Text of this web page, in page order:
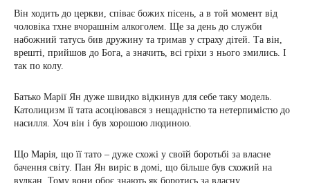
Він ходить до церкви, співає божих пісень, а в той момент від
чоловіка тхне вчорашнім алкоголем. Ще за день до служби
набожний татусь бив дружину та тримав у страху дітей. Та він,
врешті, прийшов до Бога, а значить, всі гріхи з нього змились. І
так по колу.
Батько Марії Ян дуже швидко відкинув для себе таку модель.
Католицизм її тата асоціювався з нещадністю та нетерпимістю до
насилля. Хоч він і був хорошою людиною.
Що Марія, що її тато – дуже схожі у своїй боротьбі за власне
бачення світу. Пан Ян виріс в домі, що більше був схожий на
вулкан. Тому вони обоє знають як боротись за власну